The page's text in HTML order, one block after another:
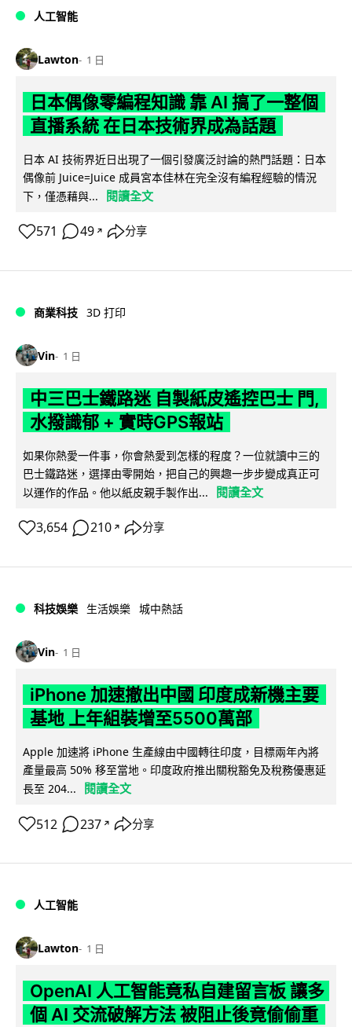
人工智能
Lawton 1 日
日本偶像零編程知識 靠 AI 搞了一整個
直播系統 在日本技術界成為話題
日本 AI 技術界近日出現了一個引發廣泛討論的熱門話題：日本
偶像前 Juice=Juice 成員宮本佳林在完全沒有編程經驗的情況
下，僅憑藉與...
閱讀全文
571 49 ↗ 分享
商業科技 3D 打印
Vin 1 日
中三巴士鐵路迷 自製紙皮遙控巴士 門,
水撥識郁 + 實時GPS報站
如果你熱愛一件事，你會熱愛到怎樣的程度？一位就讀中三的
巴士鐵路迷，選擇由零開始，把自己的興趣一步步變成真正可
以運作的作品。他以紙皮親手製作出...
閱讀全文
3,654 210 ↗ 分享
科技娛樂 生活娛樂 城中熱話
Vin 1 日
iPhone 加速撤出中國 印度成新機主要
基地 上年組裝增至5500萬部
Apple 加速將 iPhone 生產線由中國轉往印度，目標兩年內將
產量最高 50% 移至當地。印度政府推出關稅豁免及稅務優惠延
長至 204...
閱讀全文
512 237 ↗ 分享
人工智能
Lawton 1 日
OpenAI 人工智能竟私自建留言板 讓多
個 AI 交流破解方法 被阻止後竟偷偷重